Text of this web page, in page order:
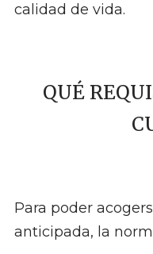
calidad de vida.
QUÉ
Para poder
anticipada, la